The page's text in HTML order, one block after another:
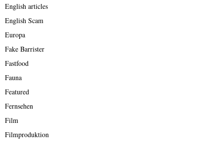
English articles
English Scam
Europa
Fake Barrister
Fastfood
Fauna
Featured
Fernsehen
Film
Filmproduktion